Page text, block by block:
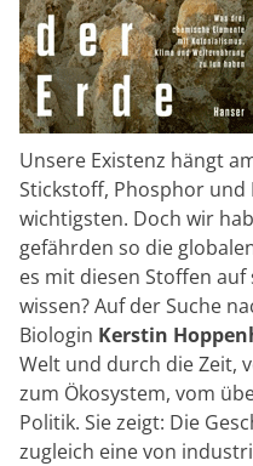
Unsere Existenz hängt
Stickstoff, Phosphor
wichtigsten. Doch wir
gefährden so die
es mit diesen Stoffen
wissen? Auf der Suche
Biologin Kerstin
Welt und durch die Zeit,
zum Ökosystem, vom
Politik. Sie zeigt: Die
zugleich eine von